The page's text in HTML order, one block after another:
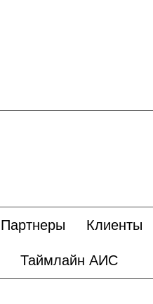
Партнеры Клиенты
Таймлайн АИС